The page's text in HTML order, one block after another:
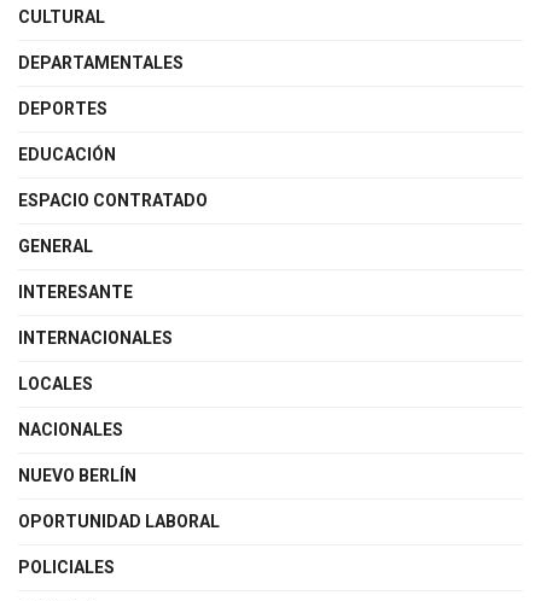
CULTURAL
DEPARTAMENTALES
DEPORTES
EDUCACIÓN
ESPACIO CONTRATADO
GENERAL
INTERESANTE
INTERNACIONALES
LOCALES
NACIONALES
NUEVO BERLÍN
OPORTUNIDAD LABORAL
POLICIALES